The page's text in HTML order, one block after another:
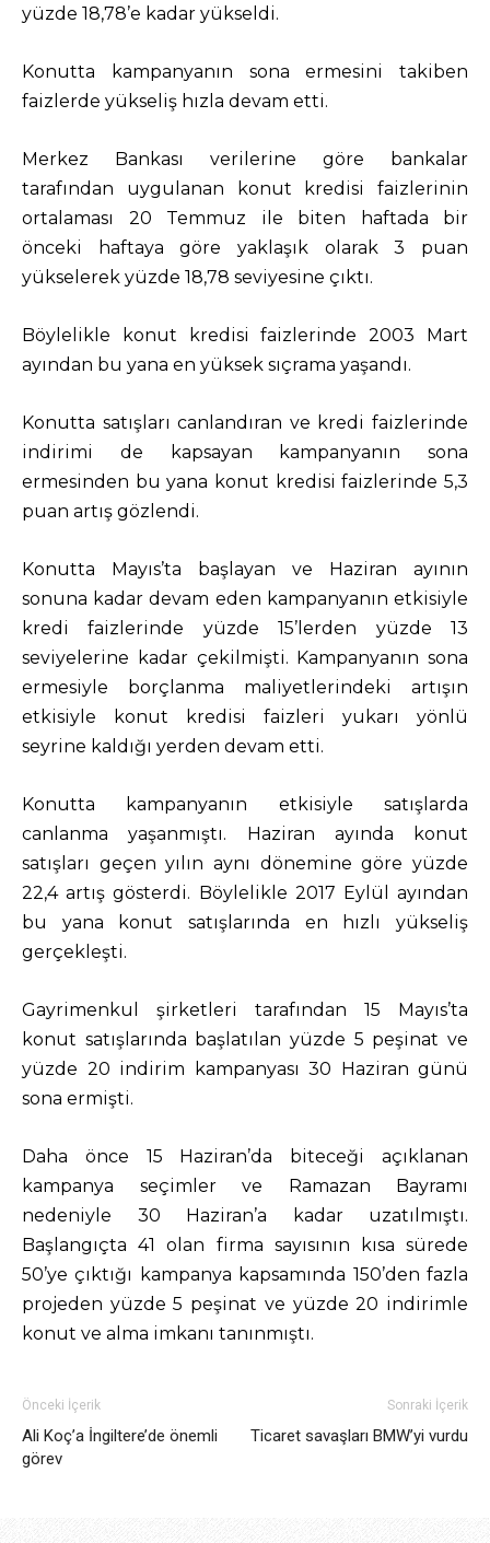
yüzde 18,78’e kadar yükseldi.
Konutta kampanyanın sona ermesini takiben
faizlerde yükseliş hızla devam etti.
Merkez Bankası verilerine göre bankalar
tarafından uygulanan konut kredisi faizlerinin
ortalaması 20 Temmuz ile biten haftada bir
önceki haftaya göre yaklaşık olarak 3 puan
yükselerek yüzde 18,78 seviyesine çıktı.
Böylelikle konut kredisi faizlerinde 2003 Mart
ayından bu yana en yüksek sıçrama yaşandı.
Konutta satışları canlandıran ve kredi faizlerinde
indirimi de kapsayan kampanyanın sona
ermesinden bu yana konut kredisi faizlerinde 5,3
puan artış gözlendi.
Konutta Mayıs’ta başlayan ve Haziran ayının
sonuna kadar devam eden kampanyanın etkisiyle
kredi faizlerinde yüzde 15’lerden yüzde 13
seviyelerine kadar çekilmişti. Kampanyanın sona
ermesiyle borçlanma maliyetlerindeki artışın
etkisiyle konut kredisi faizleri yukarı yönlü
seyrine kaldığı yerden devam etti.
Konutta kampanyanın etkisiyle satışlarda
canlanma yaşanmıştı. Haziran ayında konut
satışları geçen yılın aynı dönemine göre yüzde
22,4 artış gösterdi. Böylelikle 2017 Eylül ayından
bu yana konut satışlarında en hızlı yükseliş
gerçekleşti.
Gayrimenkul şirketleri tarafından 15 Mayıs’ta
konut satışlarında başlatılan yüzde 5 peşinat ve
yüzde 20 indirim kampanyası 30 Haziran günü
sona ermişti.
Daha önce 15 Haziran’da biteceği açıklanan
kampanya seçimler ve Ramazan Bayramı
nedeniyle 30 Haziran’a kadar uzatılmıştı.
Başlangıçta 41 olan firma sayısının kısa sürede
50’ye çıktığı kampanya kapsamında 150’den fazla
projeden yüzde 5 peşinat ve yüzde 20 indirimle
konut ve alma imkanı tanınmıştı.
Önceki İçerik
Ali Koç’a İngiltere’de önemli
görev
Sonraki İçerik
Ticaret savaşları BMW’yi vurdu